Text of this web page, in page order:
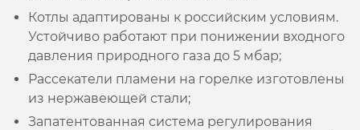
Котлы адаптированы к российским условиям.
Устойчиво работают при понижении входного
давления природного газа до 5 мбар;
Рассекатели пламени на горелке изготовлены
из нержавеющей стали;
Запатентованная система регулирования